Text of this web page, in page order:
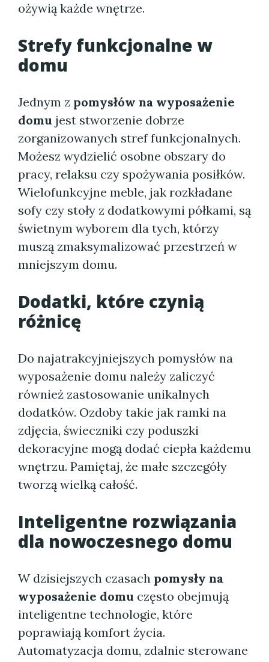
ożywią każde wnętrze.
Strefy funkcjonalne w
domu
Jednym z pomysłów na wyposażenie
domu jest stworzenie dobrze
zorganizowanych stref funkcjonalnych.
Możesz wydzielić osobne obszary do
pracy, relaksu czy spożywania posiłków.
Wielofunkcyjne meble, jak rozkładane
sofy czy stoły z dodatkowymi półkami, są
świetnym wyborem dla tych, którzy
muszą zmaksymalizować przestrzeń w
mniejszym domu.
Dodatki, które czynią
różnicę
Do najatrakcyjniejszych pomysłów na
wyposażenie domu należy zaliczyć
również zastosowanie unikalnych
dodatków. Ozdoby takie jak ramki na
zdjęcia, świeczniki czy poduszki
dekoracyjne mogą dodać ciepła każdemu
wnętrzu. Pamiętaj, że małe szczegóły
tworzą wielką całość.
Inteligentne rozwiązania
dla nowoczesnego domu
W dzisiejszych czasach pomysły na
wyposażenie domu często obejmują
inteligentne technologie, które
poprawiają komfort życia.
Automatyzacja domu, zdalnie sterowane